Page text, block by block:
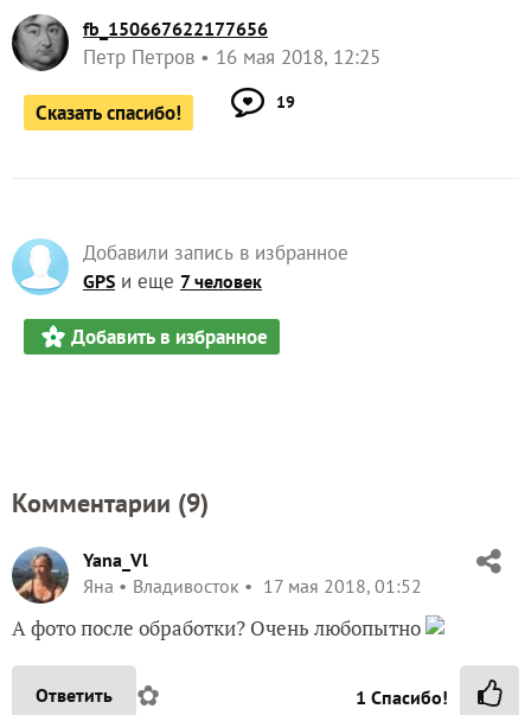
fb_150667622177656
Петр Петров 16 мая 2018, 12:25
Сказать спасибо! 19
Добавили запись в избранное
GPS и еще 7 человек
Добавить в избранное
Комментарии (9)
Yana_Vl
Яна
Владивосток 17 мая 2018, 01:52
А фото после обработки? Очень любопытно
Ответить ✿ 1 Спасибо!